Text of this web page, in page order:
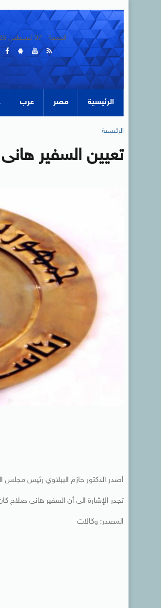
الجمعة - 07 أغسطس 2026
الرئيسية مصر عرب
الرئيسية
تعيين السفير
أصدر الدكتور حازم الببلاوي رئيس مجلس
تجدر الإشارة الى أن السفير هانى
المصدر: وكالات